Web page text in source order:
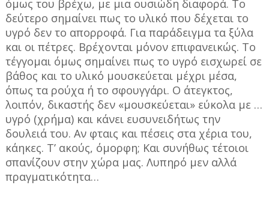
όμως του βρέχω, με μια ουσιώδη διαφορά. Το
δεύτερο σημαίνει πως το υλικό που δέχεται το
υγρό δεν το απορροφά. Για παράδειγμα τα ξύλα
και οι πέτρες. Βρέχονται μόνον επιφανεικώς. Το
τέγγομαι όμως σημαίνει πως το υγρό εισχωρεί σε
βάθος και το υλικό μουσκεύεται μέχρι μέσα,
όπως τα ρούχα ή το σφουγγάρι. Ο άτεγκτος,
λοιπόν, δικαστής δεν «μουσκεύεται» εύκολα με …
υγρό (χρήμα) και κάνει ευσυνειδήτως την
δουλειά του. Αν φταις και πέσεις στα χέρια του,
κάηκες. Τ’ ακούς, όμορφη; Και συνήθως τέτοιοι
σπανίζουν στην χώρα μας. Λυπηρό μεν αλλά
πραγματικότητα…